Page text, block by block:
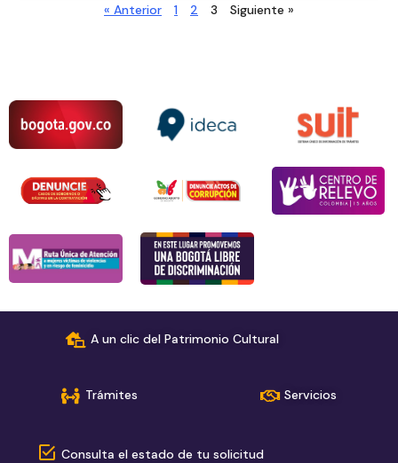
« Anterior 1 2 3 Siguiente »
A un clic del Patrimonio Cultural
Trámites Servicios
Consulta el estado de tu solicitud